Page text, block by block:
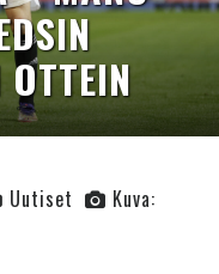
Uutiset
Kuva: